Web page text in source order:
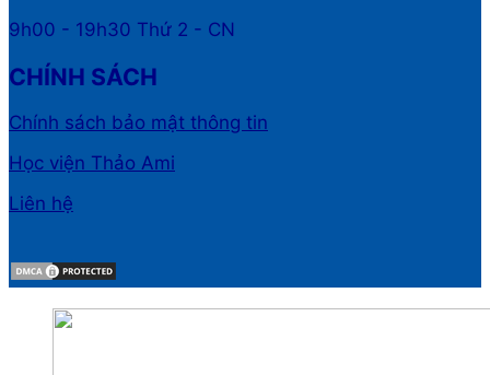
9h00 - 19h30 Thứ 2 - CN
CHÍNH SÁCH
Chính sách bảo mật thông tin
Học viện Thảo Ami
Liên hệ